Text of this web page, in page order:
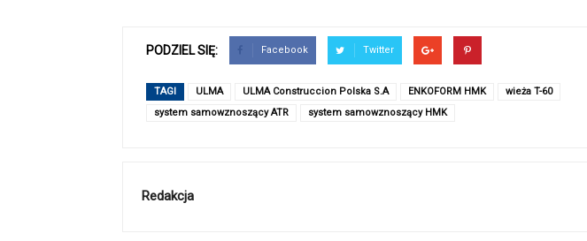
PODZIEL SIĘ: Facebook Twitter
TAGI ULMA ULMA Construccion Polska S.A ENKOFORM HMK
wieża T-60
system samowznoszący ATR
system samowznoszący HMK
Redakcja